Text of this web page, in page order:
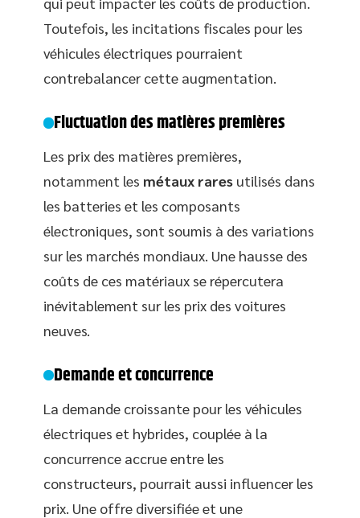
Toutefois, les incitations fiscales pour les
véhicules électriques pourraient
contrebalancer cette augmentation.
Fluctuation des matières premières
Les prix des matières premières,
notamment les métaux rares utilisés dans
les batteries et les composants
électroniques, sont soumis à des variations
sur les marchés mondiaux. Une hausse des
coûts de ces matériaux se répercutera
inévitablement sur les prix des voitures
neuves.
Demande et concurrence
La demande croissante pour les véhicules
électriques et hybrides, couplée à la
concurrence accrue entre les
constructeurs, pourrait aussi influencer les
prix. Une offre diversifiée et une